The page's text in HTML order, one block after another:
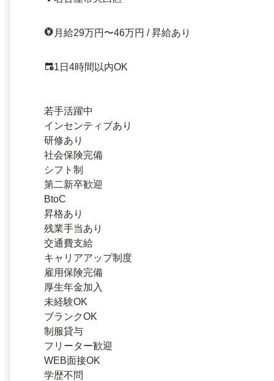
月給29万円〜46万円 / 昇給あり
1日4時間以内OK
若手活躍中
インセンティブあり
研修あり
社会保険完備
シフト制
第二新卒歓迎
BtoC
昇格あり
残業手当あり
交通費支給
キャリアアップ制度
雇用保険完備
厚生年金加入
未経験OK
ブランクOK
制服貸与
フリーター歓迎
WEB面接OK
学歴不問